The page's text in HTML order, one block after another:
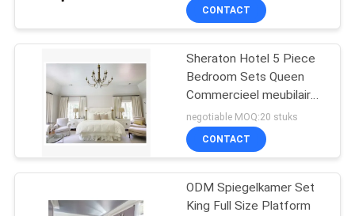
SITEMAP
PRIVACYBELEID
make-upspiegel
27
24
CONTACT
Sheraton Hotel 5 Piece
Bedroom Sets Queen
Commercieel meubilair
OEM
negotiable MOQ:20 stuks
CONTACT
ODM Spiegelkamer Set
King Full Size Platform